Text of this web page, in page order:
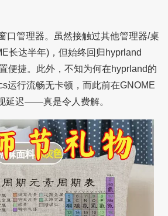
口管理器。虽然接触过其他管理器/桌
长达半年)，但始终回归hyprland
捷。此外，不知为何在hyprland的
运行流畅无卡顿，而此前在GNOME
延迟——真是令人费解。